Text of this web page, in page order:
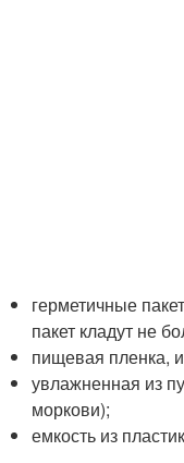
герметичные
пакет кладут не
пищевая пленка,
увлажненная из
моркови);
емкость из